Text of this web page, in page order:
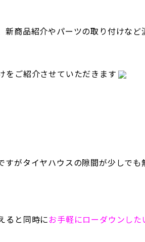
新商品紹介やパーツの取り付けな
をご紹介させていただきます
すがタイヤハウスの隙間が少しで
ると同時にお手軽にローダウンし